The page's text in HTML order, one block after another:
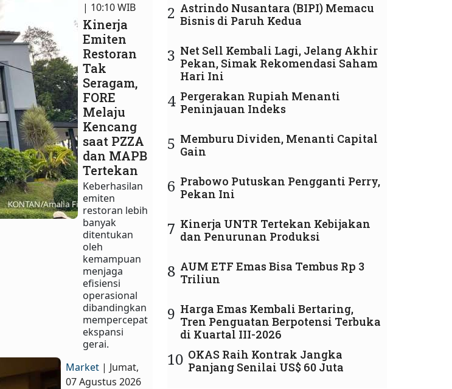
| 10:10 WIB
Kinerja
Emiten
Restoran
Tak
Seragam,
FORE
Melaju
Kencang
saat PZZA
dan MAPB
Tertekan
Keberhasilan
emiten
restoran lebih
banyak
ditentukan
oleh
kemampuan
menjaga
efisiensi
operasional
dibandingkan
mempercepat
ekspansi
gerai.
Market | Jumat,
07 Agustus 2026
2 Astrindo Nusantara (BIPI) Memacu
Bisnis di Paruh Kedua
3 Net Sell Kembali Lagi, Jelang Akhir
Pekan, Simak Rekomendasi Saham
Hari Ini
4 Pergerakan Rupiah Menanti
Peninjauan Indeks
5 Memburu Dividen, Menanti Capital
Gain
6 Prabowo Putuskan Pengganti Perry,
Pekan Ini
7 Kinerja UNTR Tertekan Kebijakan
dan Penurunan Produksi
8 AUM ETF Emas Bisa Tembus Rp 3
Triliun
9 Harga Emas Kembali Bertaring,
Tren Penguatan Berpotensi Terbuka
di Kuartal III-2026
10 OKAS Raih Kontrak Jangka
Panjang Senilai US$ 60 Juta